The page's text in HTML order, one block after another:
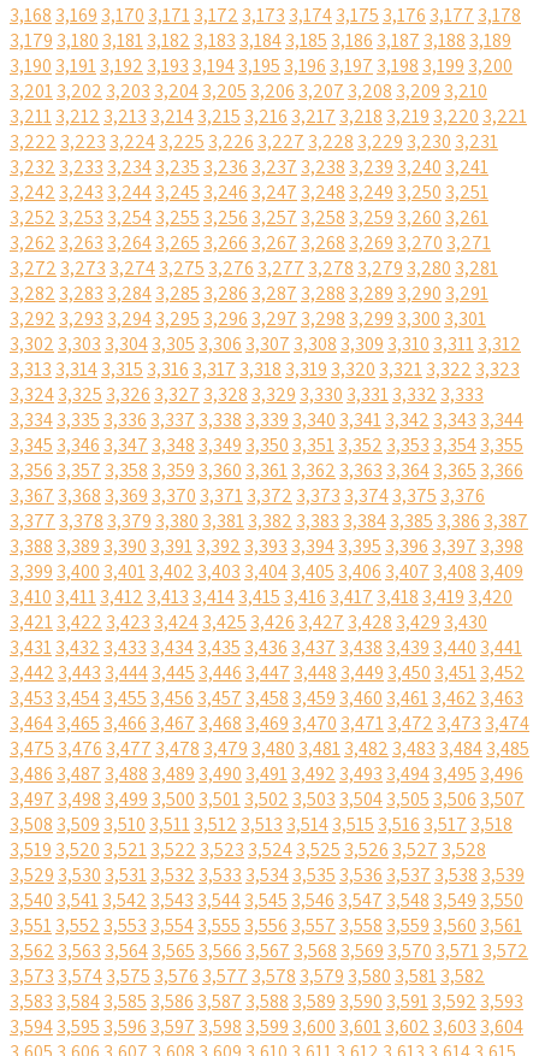
3,168 3,169 3,170 3,1713,172 3,173 3,1743,175 3,176 3,177 3,178
3,179 3,180 3,1813,182 3,183 3,1843,185 3,186 3,187 3,188 3,189
3,190 3,1913,192 3,193 3,1943,195 3,196 3,197 3,198 3,199 3,200
3,2013,202 3,203 3,2043,205 3,206 3,207 3,208 3,209 3,210
3,2113,212 3,213 3,2143,215 3,216 3,217 3,218 3,219 3,220 3,221
3,222 3,223 3,2243,225 3,226 3,227 3,228 3,229 3,230 3,231
3,232 3,233 3,2343,235 3,236 3,237 3,238 3,239 3,240 3,241
3,242 3,243 3,2443,245 3,246 3,247 3,248 3,249 3,250 3,251
3,252 3,253 3,2543,255 3,256 3,257 3,258 3,259 3,260 3,261
3,262 3,263 3,2643,265 3,266 3,267 3,268 3,269 3,270 3,271
3,272 3,273 3,2743,275 3,276 3,277 3,278 3,279 3,280 3,281
3,282 3,283 3,2843,285 3,286 3,287 3,288 3,289 3,290 3,291
3,292 3,293 3,2943,295 3,296 3,297 3,298 3,299 3,300 3,301
3,302 3,303 3,3043,305 3,306 3,307 3,308 3,309 3,310 3,3113,312
3,313 3,3143,315 3,316 3,317 3,318 3,319 3,320 3,3213,322 3,323
3,3243,325 3,326 3,327 3,328 3,329 3,330 3,3313,332 3,333
3,3343,335 3,336 3,337 3,338 3,339 3,340 3,3413,342 3,343 3,344
3,345 3,346 3,347 3,348 3,349 3,350 3,3513,352 3,353 3,3543,355
3,356 3,357 3,358 3,359 3,360 3,3613,362 3,363 3,3643,365 3,366
3,367 3,368 3,369 3,370 3,3713,372 3,373 3,3743,375 3,376
3,377 3,378 3,379 3,380 3,3813,382 3,383 3,3843,385 3,386 3,387
3,388 3,389 3,390 3,3913,392 3,393 3,3943,395 3,396 3,397 3,398
3,399 3,400 3,4013,402 3,403 3,4043,405 3,406 3,407 3,408 3,409
3,410 3,4113,412 3,413 3,4143,415 3,416 3,417 3,418 3,419 3,420
3,4213,422 3,423 3,4243,425 3,426 3,427 3,428 3,429 3,430
3,4313,432 3,433 3,4343,435 3,436 3,437 3,438 3,439 3,440 3,441
3,442 3,443 3,4443,445 3,446 3,447 3,448 3,449 3,450 3,4513,452
3,453 3,4543,455 3,456 3,457 3,458 3,459 3,460 3,4613,462 3,463
3,4643,465 3,466 3,467 3,468 3,469 3,470 3,4713,472 3,473 3,474
3,475 3,476 3,477 3,478 3,479 3,480 3,4813,482 3,483 3,4843,485
3,486 3,487 3,488 3,489 3,490 3,4913,492 3,493 3,4943,495 3,496
3,497 3,498 3,499 3,500 3,5013,502 3,503 3,5043,505 3,506 3,507
3,508 3,509 3,510 3,5113,512 3,513 3,5143,515 3,516 3,517 3,518
3,519 3,520 3,5213,522 3,523 3,5243,525 3,526 3,527 3,528
3,529 3,530 3,5313,532 3,533 3,5343,535 3,536 3,537 3,538 3,539
3,540 3,5413,542 3,543 3,5443,545 3,546 3,547 3,548 3,549 3,550
3,5513,552 3,553 3,5543,555 3,556 3,557 3,558 3,559 3,560 3,561
3,562 3,563 3,5643,565 3,566 3,567 3,568 3,569 3,570 3,5713,572
3,573 3,5743,575 3,576 3,577 3,578 3,579 3,580 3,5813,582
3,583 3,5843,585 3,586 3,587 3,588 3,589 3,590 3,5913,592 3,593
3,5943,595 3,596 3,597 3,598 3,599 3,600 3,6013,602 3,603 3,604